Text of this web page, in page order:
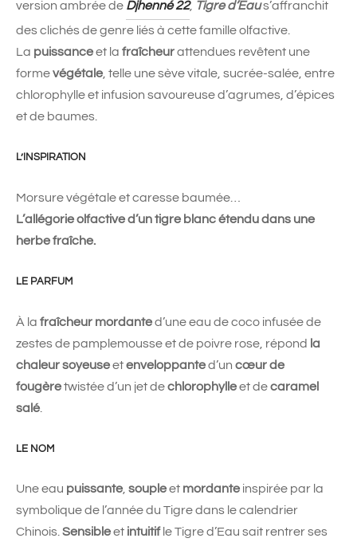
version ambrée de Djhenné 22, Tigre d’Eaus’affranchit
des clichés de genre liés à cette famille olfactive.
La puissanceet la fraîcheurattendues revêtent une
formevégétale, telle une sève vitale, sucrée-salée, entre
chlorophylle et infusion savoureuse d’agrumes, d’épices
et de baumes.
L’INSPIRATION
Morsure végétale et caresse baumée…
L’allégorie olfactive d’un tigre blanc étendu dans une
herbe fraîche.
LE PARFUM
À la fraîcheur mordanted’une eau de coco infusée de
zestes de pamplemousse et de poivre rose, répond la
chaleur soyeuseetenveloppanted’un cœur de
fougèretwistée d’un jet dechlorophylleet decaramel
salé
LE NOM
Une eau puissante, soupleet mordante inspirée par la
symbolique de l’année du Tigre dans le calendrier
Chinois.Sensibleet intuitifle Tigre d’Eau sait rentrer ses